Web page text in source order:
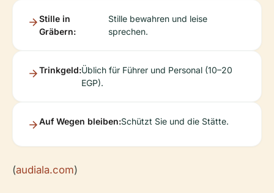
Stille in
Gräbern:
Stille bewahren und leise
sprechen.
Trinkgeld:Üblich für Führer und Personal (10–20
EGP).
Auf Wegen bleiben:Schützt Sie und die Stätte.
(audiala.com)